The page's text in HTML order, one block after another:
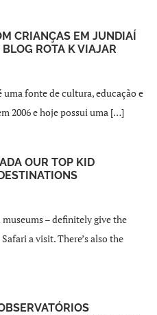
CRIANÇAS EM JUNDIAÍ
ROTA K VIAJAR
fonte de cultura, educação e
2006 e hoje possui uma […]
OUR TOP KID
– definitely give the
a visit. There’s also the